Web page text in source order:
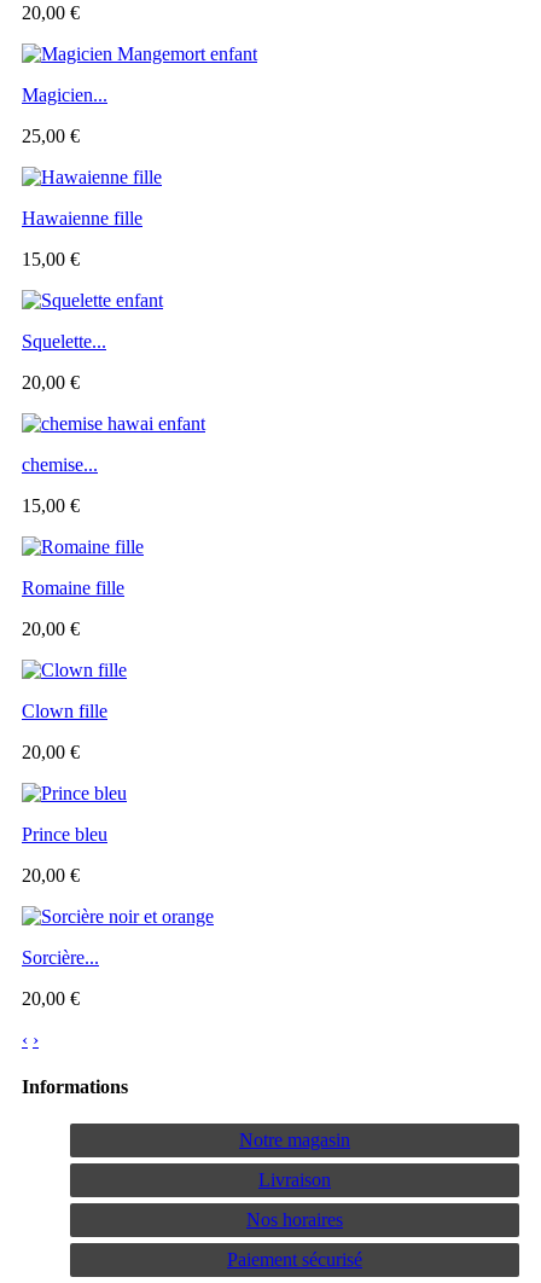
20,00 €
Magicien...
25,00 €
Hawaienne fille
15,00 €
Squelette...
20,00 €
chemise...
15,00 €
Romaine fille
20,00 €
Clown fille
20,00 €
Prince bleu
20,00 €
Sorcière...
20,00 €
‹ ›
Informations
Notre magasin
Livraison
Nos horaires
Paiement sécurisé